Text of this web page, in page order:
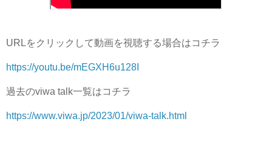
URLをクリックして動画を視聴する場合はコチラ
https://youtu.be/mEGXH6u128I
過去のviwa talk一覧はコチラ
https://www.viwa.jp/2023/01/viwa-talk.html